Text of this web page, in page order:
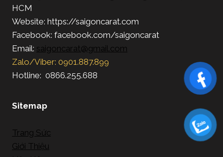
HCM
Website: https://saigoncarat.com
Facebook: facebook.com/saigoncarat
Email: saigoncarat@gmail.com
Zalo/Viber: 0901.887.899
Hotline: 0866.255.688
Sitemap
Trang Sức
Giới Thiệu